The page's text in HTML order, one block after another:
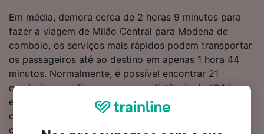
Em média, demora cerca de 2 horas 9 minutos para
fazer a viagem de Milão Central para Modena de
comboio, os serviços mais rápidos podem transportar
os passageiros até ao destino em apenas 1 hora 44
minutos. Normalmente, é possível encontrar 21
comboios por dia a percorrer a distância de 164 km
entre estes dois destinos. Não precisa de mudar de
comboio durante a viagem, porque são oferecidos
comboios diretos de Milão Central para Modena. O